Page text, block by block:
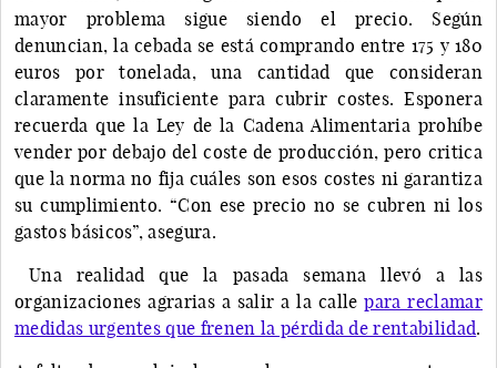
mayor problema sigue siendo el precio. Según
denuncian, la cebada se está comprando entre 175 y 180
euros por tonelada, una cantidad que consideran
claramente insuficiente para cubrir costes. Esponera
recuerda que la Ley de la Cadena Alimentaria prohíbe
vender por debajo del coste de producción, pero critica
que la norma no fija cuáles son esos costes ni garantiza
su cumplimiento. “Con ese precio no se cubren ni los
gastos básicos”, asegura.
Una realidad que la pasada semana llevó a las
organizaciones agrarias a salir a la callepara reclamar
medidas urgentes que frenen la pérdida de rentabilidad.